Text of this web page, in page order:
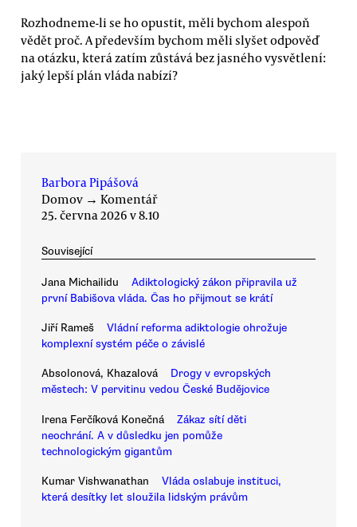
Rozhodneme-li se ho opustit, měli bychom alespoň
vědět proč. A především bychom měli slyšet odpověď
na otázku, která zatím zůstává bez jasného vysvětlení:
jaký lepší plán vláda nabízí?
Barbora Pipášová
Domov → Komentář
25. června 2026 v 8.10
Související
Jana Michailidu
Adiktologický zákon připravila už
první Babišova vláda. Čas ho přijmout se krátí
Jiří Rameš
Vládní reforma adiktologie ohrožuje
komplexní systém péče o závislé
Absolonová, Khazalová
Drogy v evropských
městech: V pervitinu vedou České Budějovice
Irena Ferčíková Konečná
Zákaz sítí děti
neochrání. A v důsledku jen pomůže
technologickým gigantům
Kumar Vishwanathan
Vláda oslabuje instituci,
která desítky let sloužila lidským právům